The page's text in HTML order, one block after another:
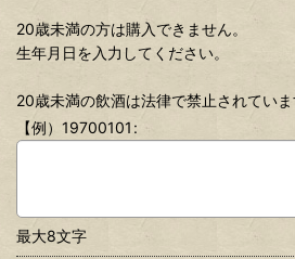
20歳未満の方は購入できません。
生年月日を入力してください。
20歳未満の飲酒は法律で禁止されていま
【例）19700101 :
最大8文字